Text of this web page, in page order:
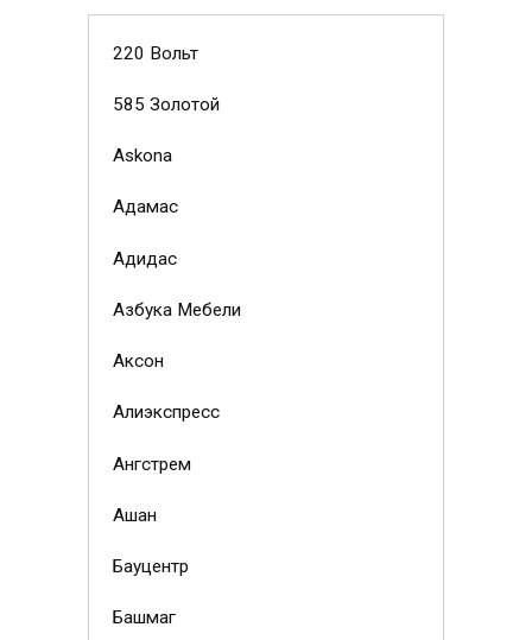
220 Вольт
585 Золотой
Askona
Адамас
Адидас
Азбука Мебели
Аксон
Алиэкспресс
Ангстрем
Ашан
Бауцентр
Башмаг